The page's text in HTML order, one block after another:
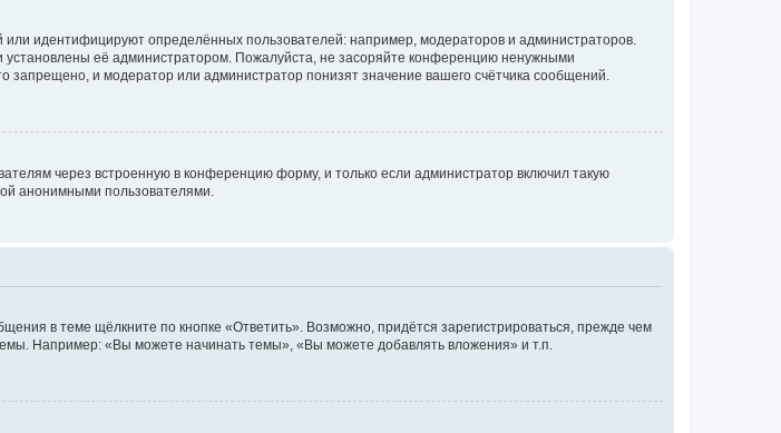
идентифицируют определённых пользователей: например, модераторов и администраторов.
её администратором. Пожалуйста, не засоряйте конференцию ненужными
и модератор или администратор понизят значение вашего счётчика сообщений.
через встроенную в конференцию форму, и только если администратор включил такую
анонимными пользователями.
в теме щёлкните по кнопке «Ответить». Возможно, придётся зарегистрироваться, прежде чем
Например: «Вы можете начинать темы», «Вы можете добавлять вложения» и т.п.